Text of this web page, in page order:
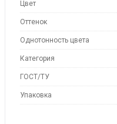
Цвет
Оттенок
Однотонность цвета
Категория
ГОСТ/ТУ
Упаковка